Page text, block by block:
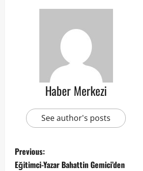
Haber Merkezi
See author's posts
Previous:
Eğitimci-Yazar Bahattin Gemici’den